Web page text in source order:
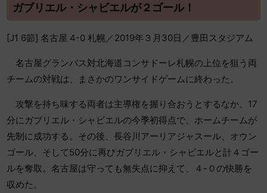
ガブリエル・シャビエルが２ゴール！
[J1 6節] 名古屋 4-0 札幌／2019年３月30日／豊田スタジアム
名古屋グランパス対北海道コンサドーレ札幌の上位を狙う両
チームの対戦は、まさかのワンサイドゲームに終わった。
攻撃を持ち味する両者は主導権を握り合おうとするなか、17
分にガブリエル・シャビエルの今季初得点で、ホームチームが
先制に成功する。その後、長谷川アーリアジャスール、オウン
ゴール、そして50分に再びガブリエル・シャビエルと計４ゴー
ルを奪取。名古屋は守っても無失点に抑えて、４-０の快勝を
収めた。